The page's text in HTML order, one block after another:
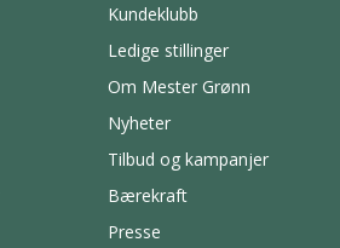
Kundeklubb
Ledige stillinger
Om Mester Grønn
Nyheter
Tilbud og kampanjer
Bærekraft
Presse